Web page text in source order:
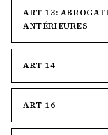
ART 13:
ANTÉRIEURES
ART 14
ART 16